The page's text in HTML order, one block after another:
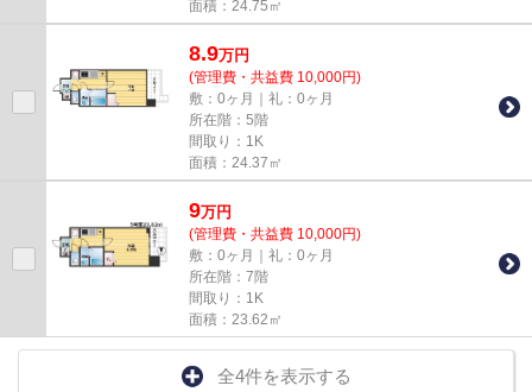
面積：24.75㎡
8.9万円
(管理費・共益費 10,000円)
敷：0ヶ月｜礼：0ヶ月
所在階：5階
間取り：1K
面積：24.37㎡
9万円
(管理費・共益費 10,000円)
敷：0ヶ月｜礼：0ヶ月
所在階：7階
間取り：1K
面積：23.62㎡
全4件を表示する